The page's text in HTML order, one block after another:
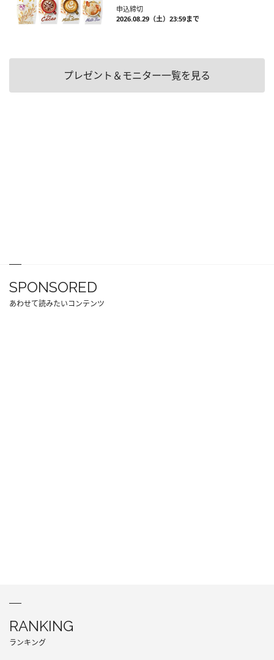
申込締切
2026.08.29（土）23:59まで
プレゼント＆モニター一覧を見る
SPONSORED
あわせて読みたいコンテンツ
RANKING
ランキング